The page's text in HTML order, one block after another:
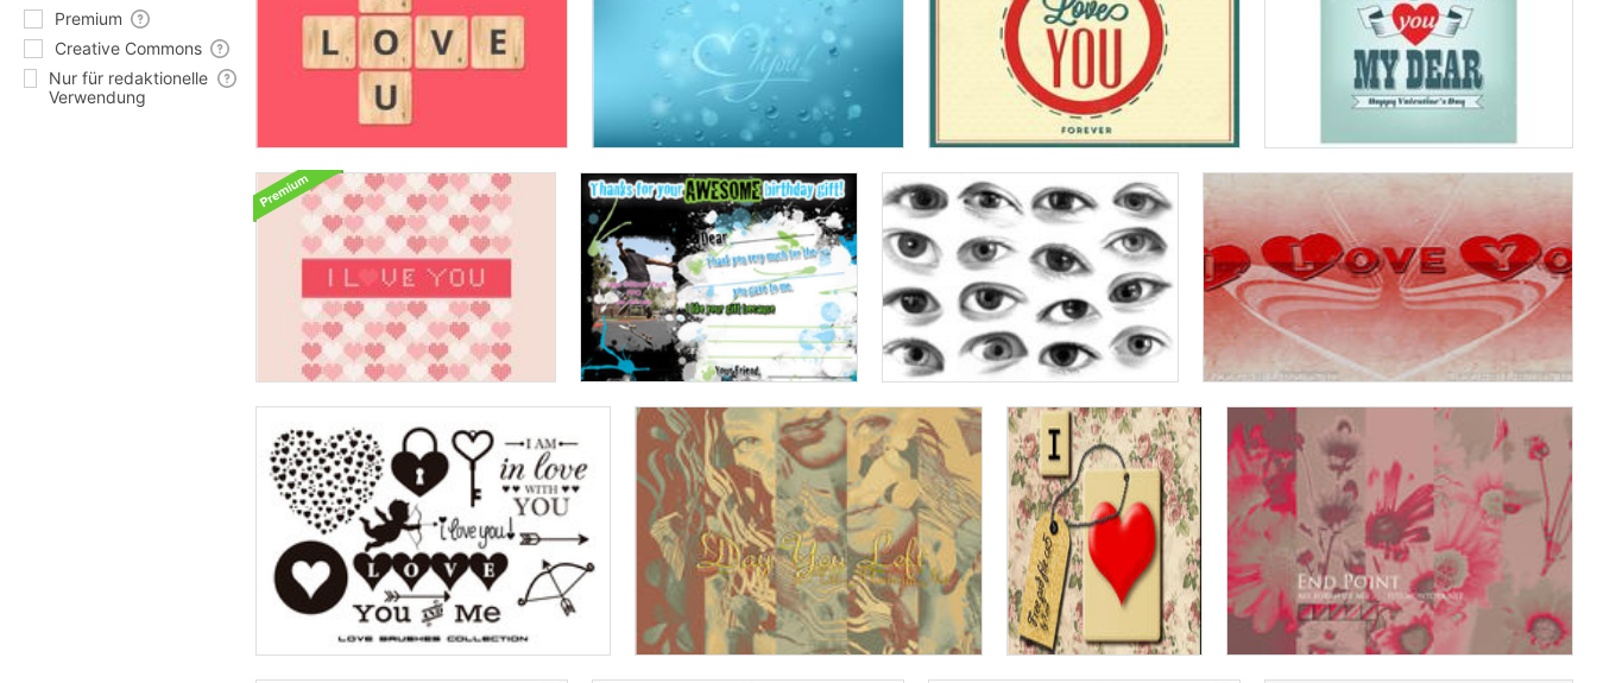
Premium
Creative Commons
Nur für redaktionelle
Verwendung